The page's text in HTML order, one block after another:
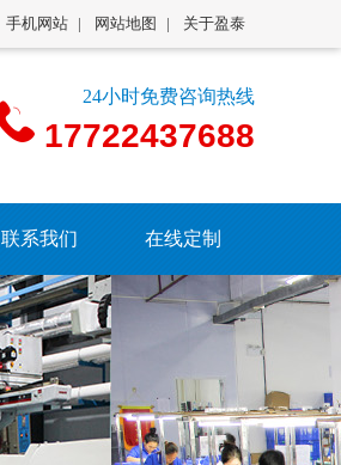
手机网站 | 网站地图 | 关于盈泰
24小时免费咨询热线
17722437688
联系我们 在线定制